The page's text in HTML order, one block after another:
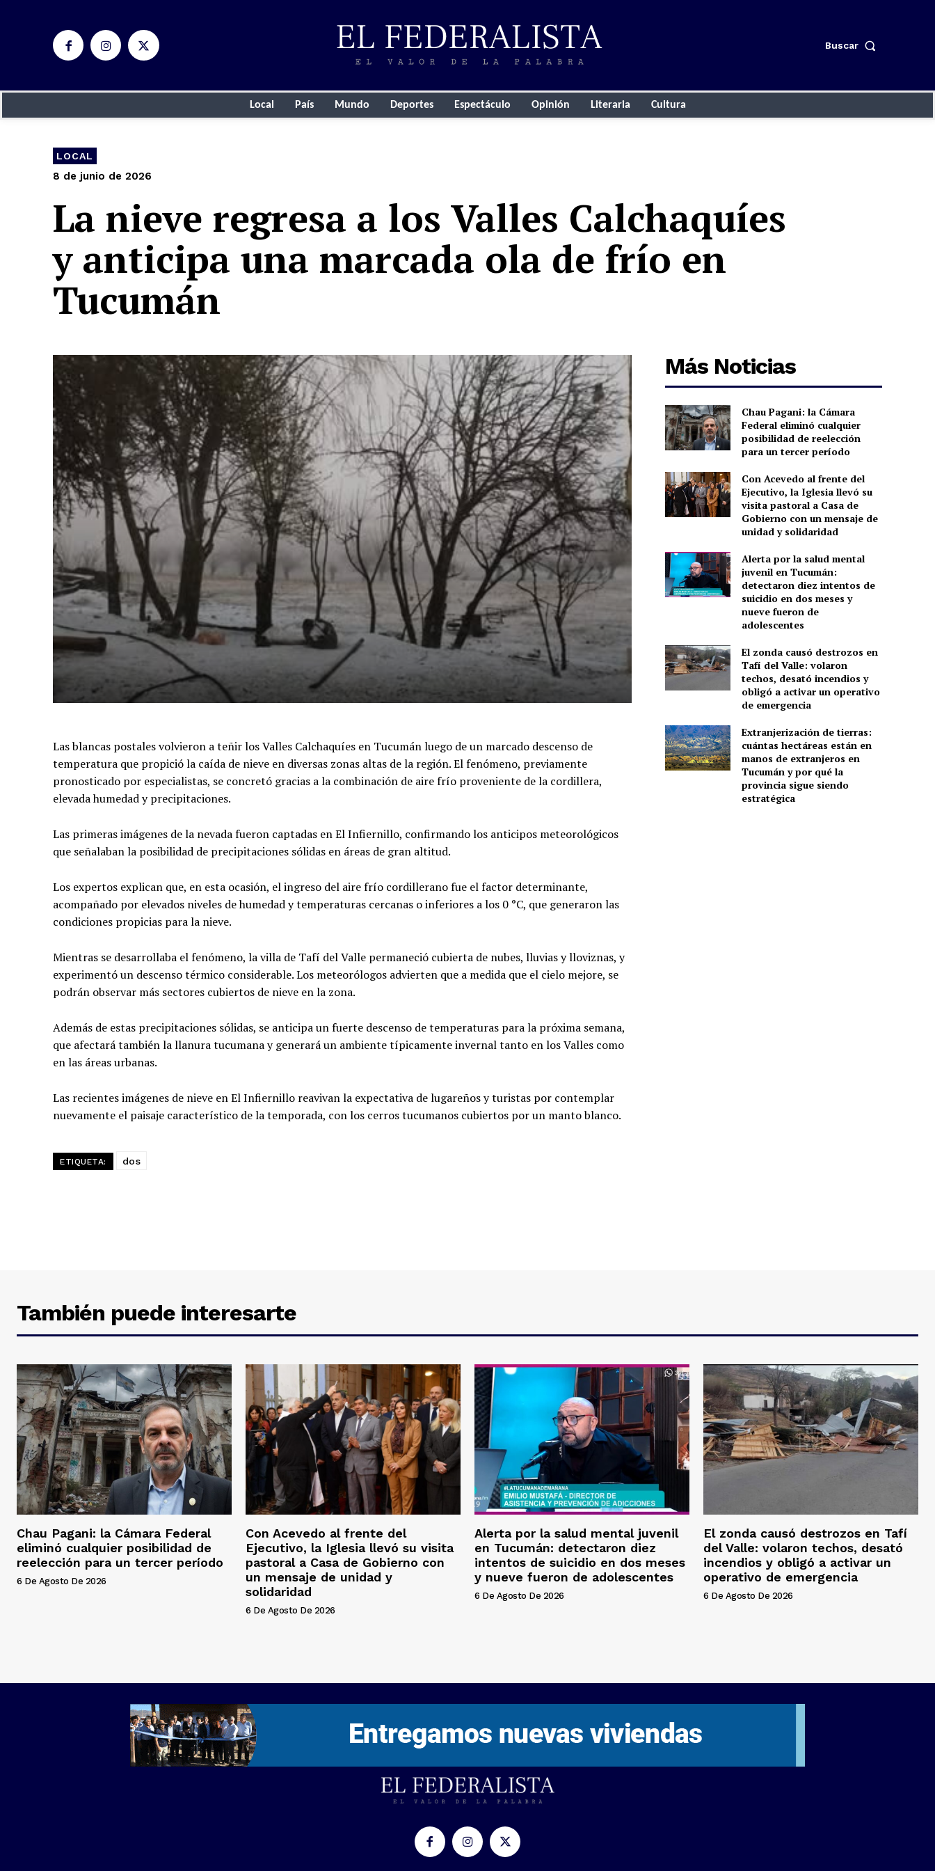
Buscar
Local País Mundo Deportes Espectáculo Opinión Literaria Cultura
LOCAL
8 de junio de 2026
La nieve regresa a los Valles Calchaquíes
y anticipa una marcada ola de frío en
Tucumán
Las blancas postales volvieron a teñir los Valles Calchaquíes en Tucumán luego de un marcado descenso de
temperatura que propició la caída de nieve en diversas zonas altas de la región. El fenómeno, previamente
pronosticado por especialistas, se concretó gracias a la combinación de aire frío proveniente de la cordillera,
elevada humedad y precipitaciones.
Las primeras imágenes de la nevada fueron captadas en El Infiernillo, confirmando los anticipos meteorológicos
que señalaban la posibilidad de precipitaciones sólidas en áreas de gran altitud.
Los expertos explican que, en esta ocasión, el ingreso del aire frío cordillerano fue el factor determinante,
acompañado por elevados niveles de humedad y temperaturas cercanas o inferiores a los 0 °C, que generaron las
condiciones propicias para la nieve.
Mientras se desarrollaba el fenómeno, la villa de Tafí del Valle permaneció cubierta de nubes, lluvias y lloviznas, y
experimentó un descenso térmico considerable. Los meteorólogos advierten que a medida que el cielo mejore, se
podrán observar más sectores cubiertos de nieve en la zona.
Además de estas precipitaciones sólidas, se anticipa un fuerte descenso de temperaturas para la próxima semana,
que afectará también la llanura tucumana y generará un ambiente típicamente invernal tanto en los Valles como
en las áreas urbanas.
Las recientes imágenes de nieve en El Infiernillo reavivan la expectativa de lugareños y turistas por contemplar
nuevamente el paisaje característico de la temporada, con los cerros tucumanos cubiertos por un manto blanco.
ETIQUETA: dos
Más Noticias
Chau Pagani: la Cámara
Federal eliminó cualquier
posibilidad de reelección
para un tercer período
Con Acevedo al frente del
Ejecutivo, la Iglesia llevó su
visita pastoral a Casa de
Gobierno con un mensaje de
unidad y solidaridad
Alerta por la salud mental
juvenil en Tucumán:
detectaron diez intentos de
suicidio en dos meses y
nueve fueron de
adolescentes
El zonda causó destrozos en
Tafí del Valle: volaron
techos, desató incendios y
obligó a activar un operativo
de emergencia
Extranjerización de tierras:
cuántas hectáreas están en
manos de extranjeros en
Tucumán y por qué la
provincia sigue siendo
estratégica
También puede interesarte
Chau Pagani: la Cámara Federal
eliminó cualquier posibilidad de
reelección para un tercer período
6 De Agosto De 2026
Con Acevedo al frente del
Ejecutivo, la Iglesia llevó su visita
pastoral a Casa de Gobierno con
un mensaje de unidad y
solidaridad
6 De Agosto De 2026
Alerta por la salud mental juvenil
en Tucumán: detectaron diez
intentos de suicidio en dos meses
y nueve fueron de adolescentes
6 De Agosto De 2026
El zonda causó destrozos en Tafí
del Valle: volaron techos, desató
incendios y obligó a activar un
operativo de emergencia
6 De Agosto De 2026